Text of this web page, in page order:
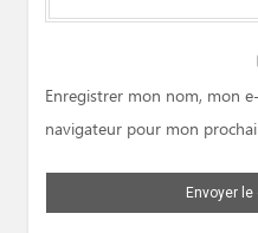
*
Enregistrer mon nom, mon
navigateur pour mon